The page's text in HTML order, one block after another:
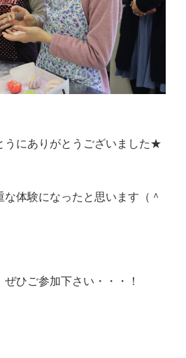
うにありがとうございました★
体験になったと思います（＾
ひご参加下さい・・・！